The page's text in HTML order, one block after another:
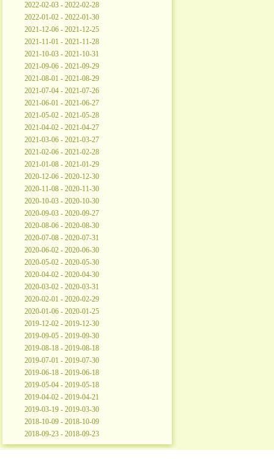
2022-02-03 - 2022-02-28
2022-01-02 - 2022-01-30
2021-12-06 - 2021-12-25
2021-11-01 - 2021-11-28
2021-10-03 - 2021-10-31
2021-09-06 - 2021-09-29
2021-08-01 - 2021-08-29
2021-07-04 - 2021-07-26
2021-06-01 - 2021-06-27
2021-05-02 - 2021-05-28
2021-04-02 - 2021-04-27
2021-03-06 - 2021-03-27
2021-02-06 - 2021-02-28
2021-01-08 - 2021-01-29
2020-12-06 - 2020-12-30
2020-11-08 - 2020-11-30
2020-10-03 - 2020-10-30
2020-09-03 - 2020-09-27
2020-08-06 - 2020-08-30
2020-07-08 - 2020-07-31
2020-06-02 - 2020-06-30
2020-05-02 - 2020-05-30
2020-04-02 - 2020-04-30
2020-03-02 - 2020-03-31
2020-02-01 - 2020-02-29
2020-01-06 - 2020-01-25
2019-12-02 - 2019-12-30
2019-09-05 - 2019-09-30
2019-08-18 - 2019-08-18
2019-07-01 - 2019-07-30
2019-06-18 - 2019-06-18
2019-05-04 - 2019-05-18
2019-04-02 - 2019-04-21
2019-03-19 - 2019-03-30
2018-10-09 - 2018-10-09
2018-09-23 - 2018-09-23